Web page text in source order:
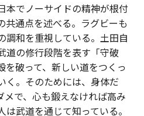
本でノーサイドの精神が根付
共通点を述べる。ラグビーも
調和を重視している。土田自
道の修行段階を表す「守破
を破って、新しい道をつくっ
く。そのためには、身体だ
メで、心も鍛えなければ高み
武道を通じて知っている。